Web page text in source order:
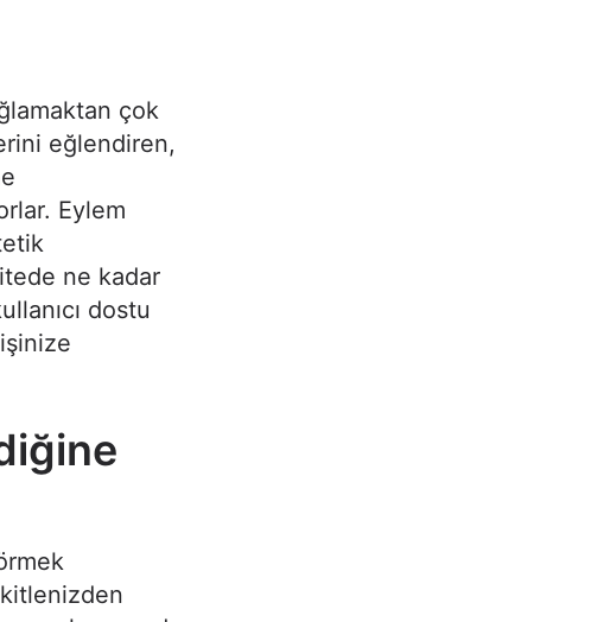
çok
eğlendiren,
Eylem
ne kadar
dostu